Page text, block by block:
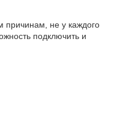
причинам, не у каждого
подключить и